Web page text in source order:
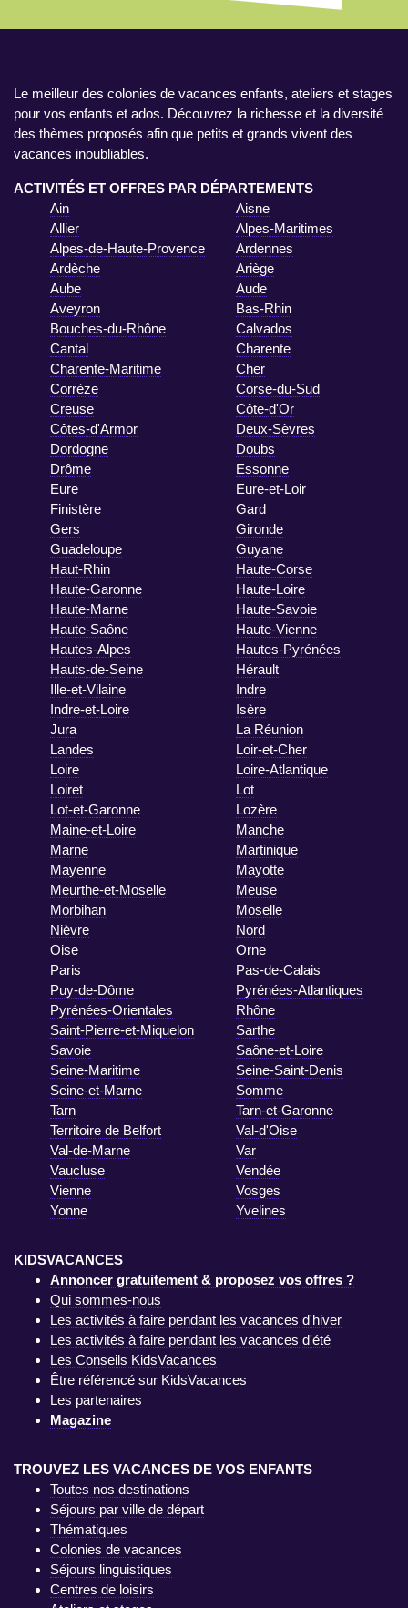
Le meilleur des colonies de vacances enfants, ateliers et stages
pour vos enfants et ados. Découvrez la richesse et la diversité
des thèmes proposés afin que petits et grands vivent des
vacances inoubliables.
ACTIVITÉS ET OFFRES PAR DÉPARTEMENTS
Ain
Aisne
Allier
Alpes-Maritimes
Alpes-de-Haute-Provence
Ardennes
Ardèche
Ariège
Aube
Aude
Aveyron
Bas-Rhin
Bouches-du-Rhône
Calvados
Cantal
Charente
Charente-Maritime
Cher
Corrèze
Corse-du-Sud
Creuse
Côte-d'Or
Côtes-d'Armor
Deux-Sèvres
Dordogne
Doubs
Drôme
Essonne
Eure
Eure-et-Loir
Finistère
Gard
Gers
Gironde
Guadeloupe
Guyane
Haut-Rhin
Haute-Corse
Haute-Garonne
Haute-Loire
Haute-Marne
Haute-Savoie
Haute-Saône
Haute-Vienne
Hautes-Alpes
Hautes-Pyrénées
Hauts-de-Seine
Hérault
Ille-et-Vilaine
Indre
Indre-et-Loire
Isère
Jura
La Réunion
Landes
Loir-et-Cher
Loire
Loire-Atlantique
Loiret
Lot
Lot-et-Garonne
Lozère
Maine-et-Loire
Manche
Marne
Martinique
Mayenne
Mayotte
Meurthe-et-Moselle
Meuse
Morbihan
Moselle
Nièvre
Nord
Oise
Orne
Paris
Pas-de-Calais
Puy-de-Dôme
Pyrénées-Atlantiques
Pyrénées-Orientales
Rhône
Saint-Pierre-et-Miquelon
Sarthe
Savoie
Saône-et-Loire
Seine-Maritime
Seine-Saint-Denis
Seine-et-Marne
Somme
Tarn
Tarn-et-Garonne
Territoire de Belfort
Val-d'Oise
Val-de-Marne
Var
Vaucluse
Vendée
Vienne
Vosges
Yonne
Yvelines
KIDSVACANCES
Annoncer gratuitement & proposez vos offres ?
Qui sommes-nous
Les activités à faire pendant les vacances d'hiver
Les activités à faire pendant les vacances d'été
Les Conseils KidsVacances
Être référencé sur KidsVacances
Les partenaires
Magazine
TROUVEZ LES VACANCES DE VOS ENFANTS
Toutes nos destinations
Séjours par ville de départ
Thématiques
Colonies de vacances
Séjours linguistiques
Centres de loisirs